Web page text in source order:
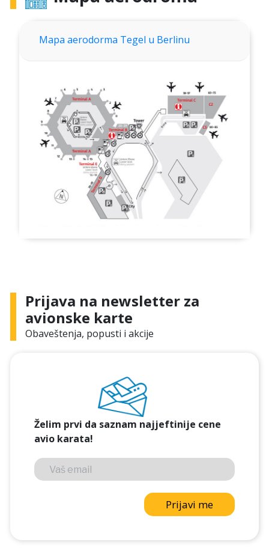
Mapa aerodorma Tegel u Berlinu
Prijava na newsletter za
avionske karte
Obaveštenja, popusti i akcije
Želim prvi da saznam najjeftinije cene
avio karata!
Prijavi me